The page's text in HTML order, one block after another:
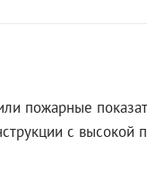
пожарные
с высокой